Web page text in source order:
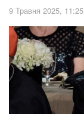
9 Травня 2025, 11:25